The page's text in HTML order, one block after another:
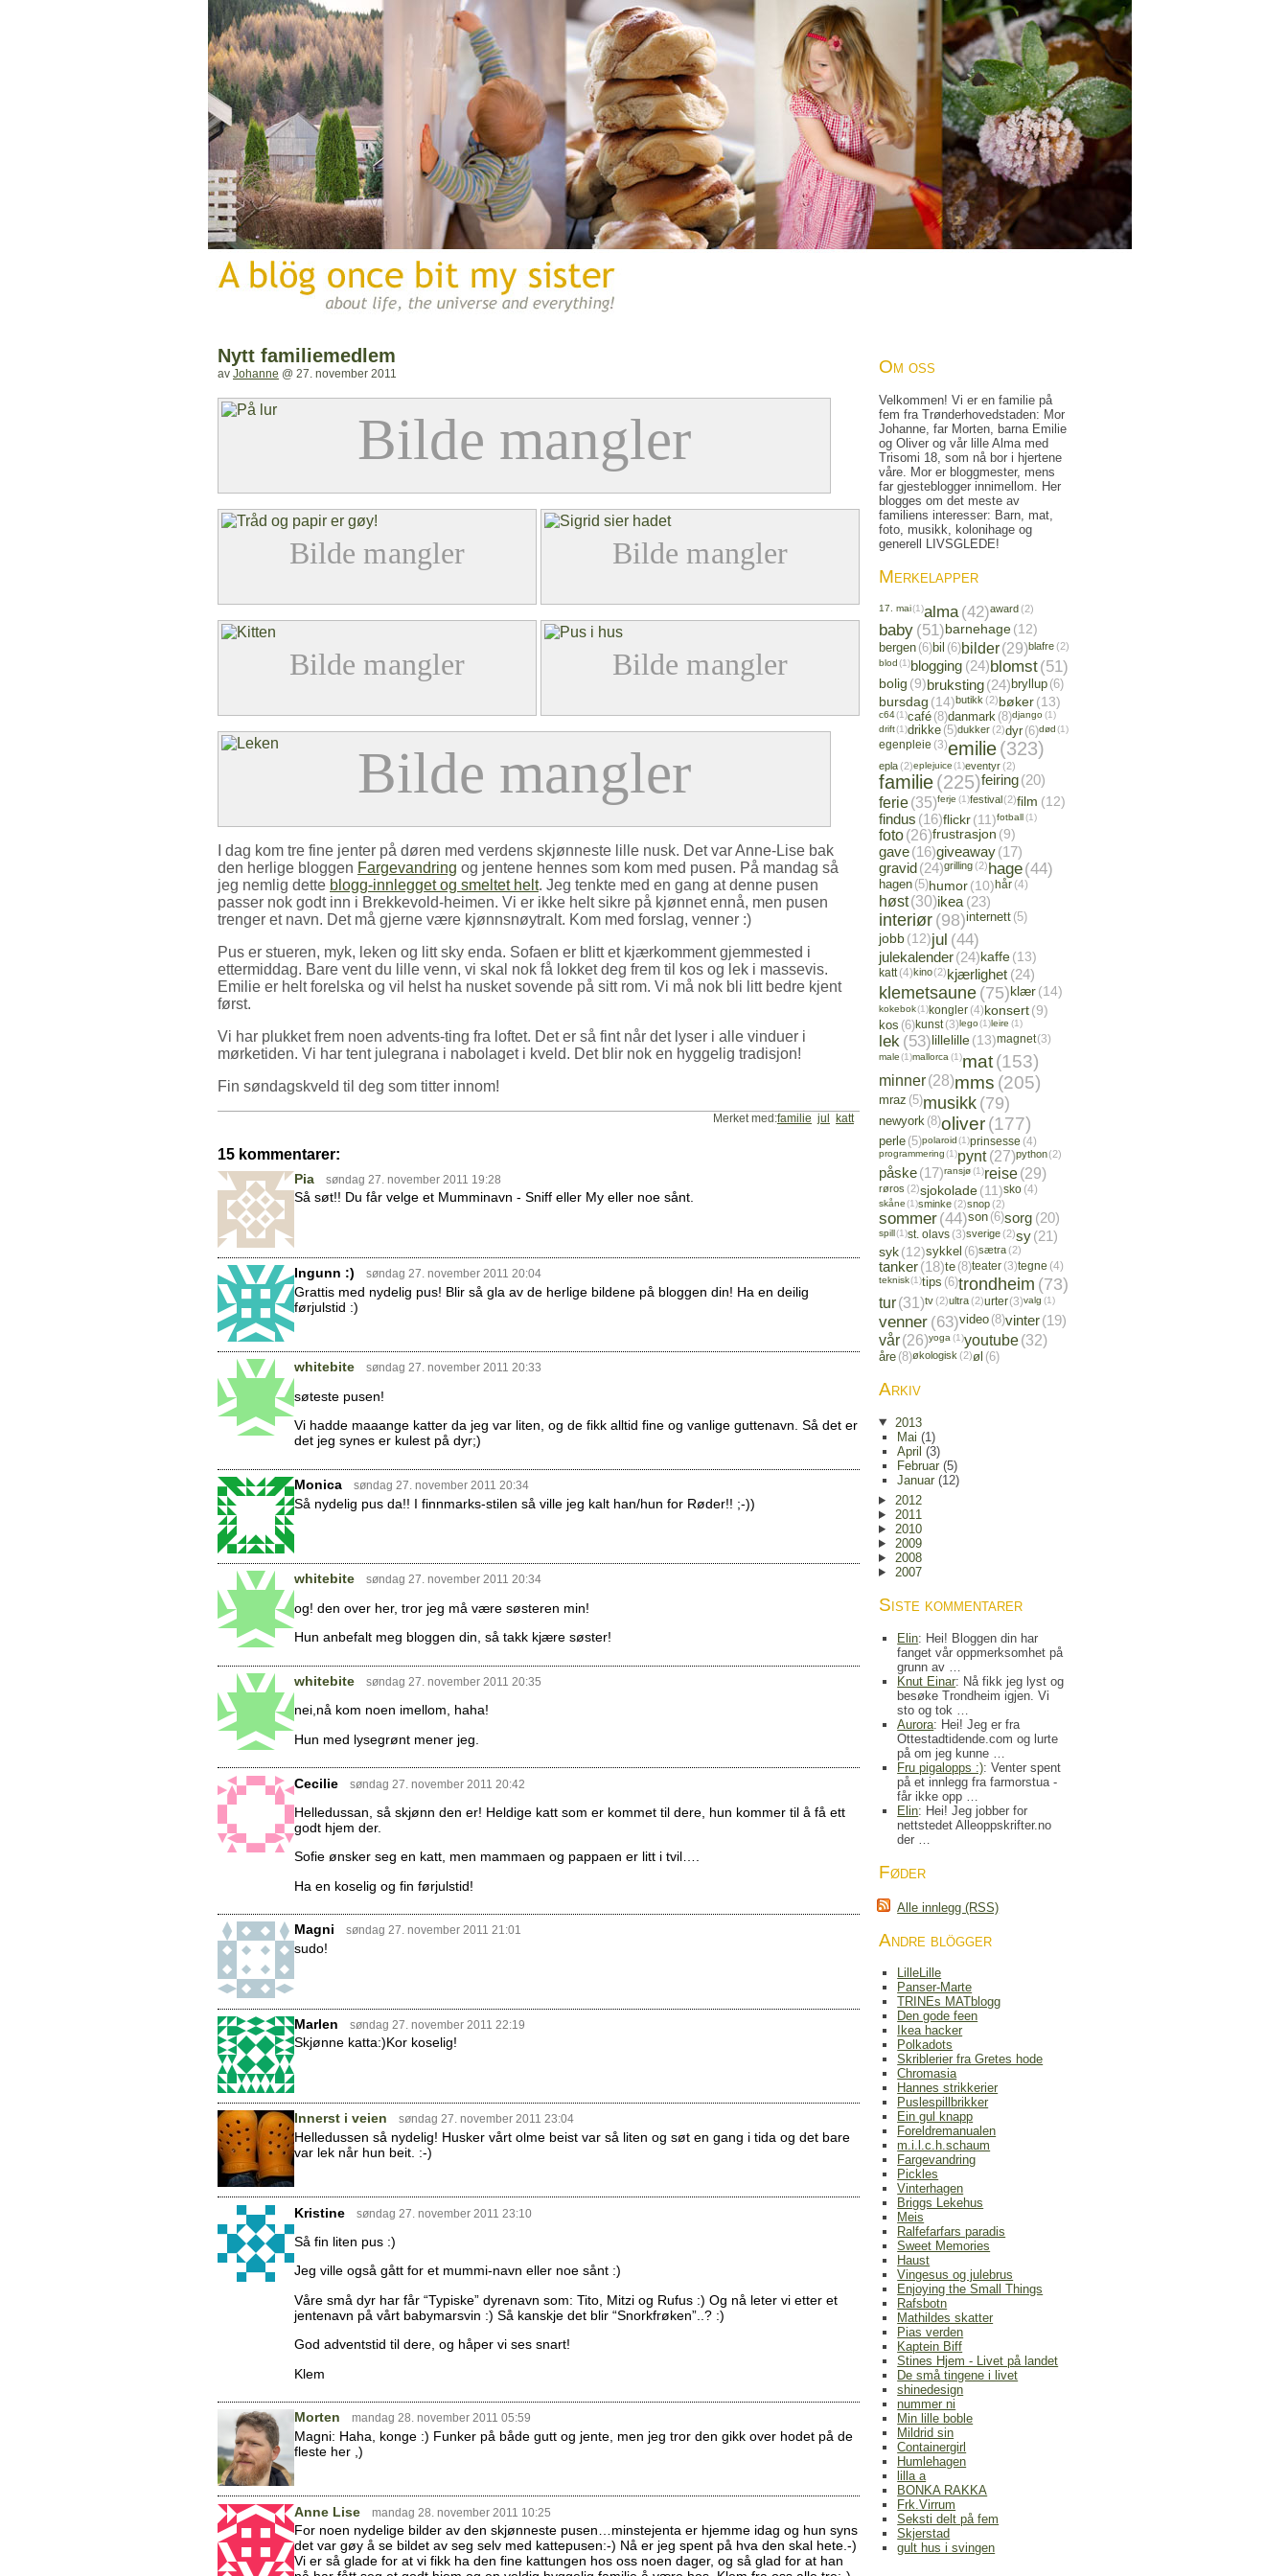
A blög once bit my sister
Nytt familiemedlem
av Johanne @ 27. november 2011
I dag kom tre fine jenter på døren med verdens skjønneste lille nusk. Det var Anne-Lise bak
den herlige bloggen Fargevandring og jentene hennes som kom med pusen. På mandag så
jeg nemlig dette blogg-innlegget og smeltet helt. Jeg tenkte med en gang at denne pusen
passer nok godt inn i Brekkevold-heimen. Vi er ikke helt sikre på kjønnet ennå, men pusen
trenger et navn. Det må gjerne være kjønnsnøytralt. Kom med forslag, venner :)
Pus er stueren, myk, leken og litt sky enda. Sofaen er blitt et kjærkomment gjemmested i
ettermiddag. Bare vent du lille venn, vi skal nok få lokket deg frem til kos og lek i massevis.
Emilie er helt forelska og vil helst ha nusket sovende på sitt rom. Vi må nok bli litt bedre kjent
først.
Vi har plukket frem noen advents-ting fra loftet. Det er så fint når det lyser i alle vinduer i
mørketiden. Vi har tent julegrana i nabolaget i kveld. Det blir nok en hyggelig tradisjon!
Fin søndagskveld til deg som titter innom!
Merket med:familie jul katt
15 kommentarer:
Pia søndag 27. november 2011 19:28
Så søt!! Du får velge et Mumminavn - Sniff eller My eller noe sånt.
Ingunn :) søndag 27. november 2011 20:04
Grattis med nydelig pus! Blir så gla av de herlige bildene på bloggen din! Ha en deilig
førjulstid :)
whitebite søndag 27. november 2011 20:33
søteste pusen!
Vi hadde maaange katter da jeg var liten, og de fikk alltid fine og vanlige guttenavn. Så det er
det jeg synes er kulest på dyr;)
Monica søndag 27. november 2011 20:34
Så nydelig pus da!! I finnmarks-stilen så ville jeg kalt han/hun for Røder!! ;-))
whitebite søndag 27. november 2011 20:34
og! den over her, tror jeg må være søsteren min!
Hun anbefalt meg bloggen din, så takk kjære søster!
whitebite søndag 27. november 2011 20:35
nei,nå kom noen imellom, haha!
Hun med lysegrønt mener jeg.
Cecilie søndag 27. november 2011 20:42
Helledussan, så skjønn den er! Heldige katt som er kommet til dere, hun kommer til å få ett
godt hjem der.
Sofie ønsker seg en katt, men mammaen og pappaen er litt i tvil….
Ha en koselig og fin førjulstid!
Magni søndag 27. november 2011 21:01
sudo!
Marlen søndag 27. november 2011 22:19
Skjønne katta:)Kor koselig!
Innerst i veien søndag 27. november 2011 23:04
Helledussen så nydelig! Husker vårt olme beist var så liten og søt en gang i tida og det bare
var lek når hun beit. :-)
Kristine søndag 27. november 2011 23:10
Så fin liten pus :)
Jeg ville også gått for et mummi-navn eller noe sånt :)
Våre små dyr har får “Typiske” dyrenavn som: Tito, Mitzi og Rufus :) Og nå leter vi etter et
jentenavn på vårt babymarsvin :) Så kanskje det blir “Snorkfrøken”..? :)
God adventstid til dere, og håper vi ses snart!
Klem
Morten mandag 28. november 2011 05:59
Magni: Haha, konge :) Funker på både gutt og jente, men jeg tror den gikk over hodet på de
fleste her ,)
Anne Lise mandag 28. november 2011 10:25
For noen nydelige bilder av den skjønneste pusen…minstejenta er hjemme idag og hun syns
det var gøy å se bildet av seg selv med kattepusen:-) Nå er jeg spent på hva den skal hete.-)
Vi er så glade for at vi fikk ha den fine kattungen hos oss noen dager, og så glad for at han
Om oss
Velkommen! Vi er en familie på
fem fra Trønder­hovedstaden: Mor
Johanne, far Morten, barna Emilie
og Oliver og vår lille Alma med
Trisomi 18, som nå bor i hjertene
våre. Mor er bloggmester, mens
far gjesteblogger innimellom. Her
blogges om det meste av
familiens interesser: Barn, mat,
foto, musikk, kolonihage og
generell LIVSGLEDE!
Merkelapper
17. mai(1)alma (42)award (2)
baby (51)barnehage (12)
bergen (6)bil (6)bilder(29)blafre (2)
blod (1)blogging (24)blomst(51)
bolig (9)bruksting(24)bryllup (6)
bursdag (14)butikk (2)bøker (13)
c64(1)café (8)danmark (8)django (1)
drift(1)drikke (5)dukker (2)dyr (6)død (1)
egenpleie (3)emilie(323)
epla (2)eplejuice(1)eventyr (2)
familie(225)feiring(20)
ferie(35)ferje (1)festival(2)film (12)
findus (16)flickr(11)fotball(1)
foto(26)frustrasjon (9)
gave(16)giveaway(17)
gravid(24)grilling (2)hage(44)
hagen (5)humor(10)hår (4)
høst(30)ikea (23)
interiør (98)internett (5)
jobb(12)jul (44)
julekalender(24)kaffe(13)
katt (4)kino(2)kjærlighet (24)
klemetsaune (75)klær (14)
kokebok(1)kongler (4)konsert (9)
kos (6)kunst (3)lego(1)leire (1)
lek (53)lillelille (13)magnet(3)
male (1)mallorca (1)mat(153)
minner(28)mms (205)
mraz (5)musikk (79)
newyork (8)oliver(177)
perle (5)polaroid (1)prinsesse (4)
programmering (1)pynt (27)python(2)
påske(17)ransjø(1)reise(29)
røros (2)sjokolade (11)sko (4)
skåne (1)sminke (2)snop (2)
sommer(44)son (6)sorg (20)
spill(1)st. olavs (3)sverige (2)sy(21)
syk(12)sykkel (6)sætra (2)
tanker(18)te (8)teater (3)tegne (4)
teknisk(1)tips (6)trondheim (73)
tur(31)tv (2)ultra (2)urter(3)valg (1)
venner (63)video (8)vinter (19)
vår(26)yoga (1)youtube(32)
åre (8)økologisk (2)øl (6)
Arkiv
2013
Mai (1)
April (3)
Februar (5)
Januar (12)
2012
2011
2010
2009
2008
2007
Siste kommentarer
Elin: Hei! Bloggen din har
fanget vår oppmerksomhet på
grunn av …
Knut Einar: Nå fikk jeg lyst og
besøke Trondheim igjen. Vi
sto og tok …
Aurora: Hei! Jeg er fra
Ottestadtidende.com og lurte
på om jeg kunne …
Fru pigalopps :): Venter spent
på et innlegg fra farmorstua -
får ikke opp …
Elin: Hei! Jeg jobber for
nettstedet Alleoppskrifter.no
der …
Føder
Alle innlegg (RSS)
Andre blögger
LilleLille
Panser-Marte
TRINEs MATblogg
Den gode feen
Ikea hacker
Polkadots
Skriblerier fra Gretes hode
Chromasia
Hannes strikkerier
Puslespillbrikker
Ein gul knapp
Foreldremanualen
m.i.l.c.h.schaum
Fargevandring
Pickles
Vinterhagen
Briggs Lekehus
Meis
Ralfefarfars paradis
Sweet Memories
Haust
Vingesus og julebrus
Enjoying the Small Things
Rafsbotn
Mathildes skatter
Pias verden
Kaptein Biff
Stines Hjem - Livet på landet
De små tingene i livet
shinedesign
nummer ni
Min lille boble
Mildrid sin
Containergirl
Humlehagen
lilla a
BONKA RAKKA
Frk.Virrum
Seksti delt på fem
Skjerstad
gult hus i svingen